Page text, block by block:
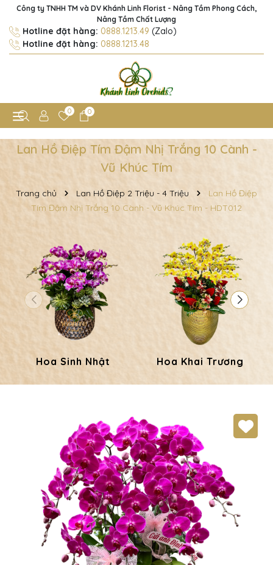
Công ty TNHH TM và DV Khánh Linh Florist - Nâng Tầm Phong Cách,
Nâng Tầm Chất Lượng
Hotline đặt hàng: 0888.1213.49 (Zalo)
Hotline đặt hàng: 0888.1213.48
0 0
Lan Hồ Điệp Tím Đậm Nhị Trắng 10 Cành -
Vũ Khúc Tím
Trang chủ Lan Hồ Điệp 2 Triệu - 4 Triệu
Lan Hồ Điệp
Tím Đậm Nhị Trắng 10 Cành - Vũ Khúc Tím - HDT012
Hoa Sinh Nhật Hoa Khai Trương